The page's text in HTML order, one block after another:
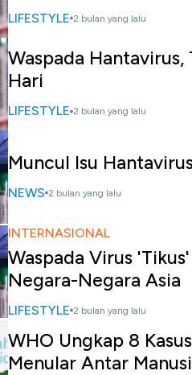
LIFESTYLE 2 bulan yang lalu
Waspada
Hari
LIFESTYLE 2 bulan yang lalu
Muncul Isu
NEWS 2 bulan yang lalu
INTERNASIONAL
Waspada Virus
Negara-Negara Asia
LIFESTYLE 2 bulan yang lalu
WHO Ungkap 8
Menular Antar